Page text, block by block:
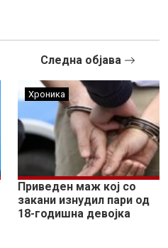
Следна објава
Хроника
Приведен маж кој со
закани изнудил пари од
18-годишна девојка